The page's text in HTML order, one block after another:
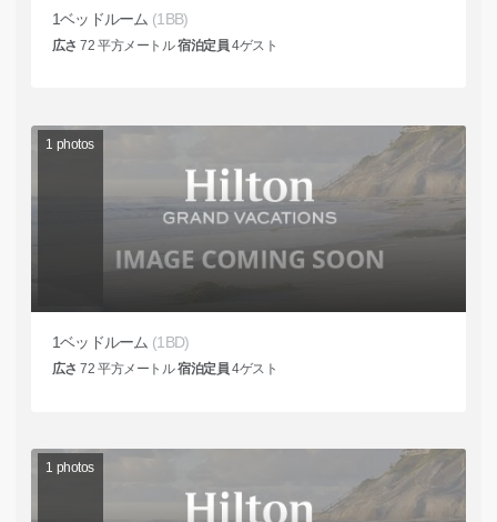
1ベッドルーム (1BB)
広さ 72 平方メートル宿泊定員 4ゲスト
1 photos
1ベッドルーム (1BD)
広さ 72 平方メートル宿泊定員 4ゲスト
1 photos